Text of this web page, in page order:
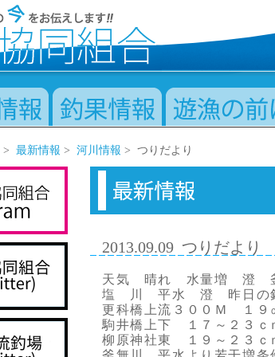
> 最新情報 > 河川情報 > つりだより
2013.09.09 つりだより
天気 晴れ 水量増 澄
塩 川 平水 澄 昨日の
更科橋上流３００Ｍ １
駒井橋上下 １７～２３
柳原神社東 １９～２３